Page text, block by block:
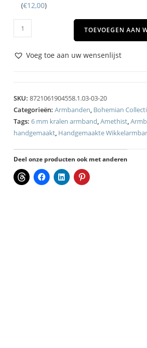
(€12,00)
TOEVOEGEN AAN
Voeg toe aan uw wensenlijst
SKU: 8721061904558.1.03-03-20
Categorieën: Armbanden, Bohemian
Tags: 6 mm kralen armband,Amethist,
handgemaakt, Handgemaakte
Deel onze producten ook met anderen